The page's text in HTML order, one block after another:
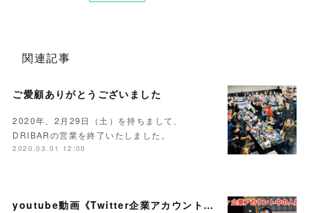
関連記事
ご愛顧ありがとうございました
2020年、2月29日（土）を持ちまして、
DRIBARの営業を終了いたしました。
2020.03.01 12:00
youtube動画《Twitter企業アカウント「中の人」対抗！つぼ八カップ・レース参加編》をUPいたしました！